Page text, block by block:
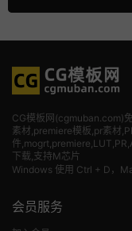
CG模板网(cgmuban.com)
素材 ,premiere模板,pr素材
件
下载,支持M芯片
Windows 使用 Ctrl + D，
会员服务